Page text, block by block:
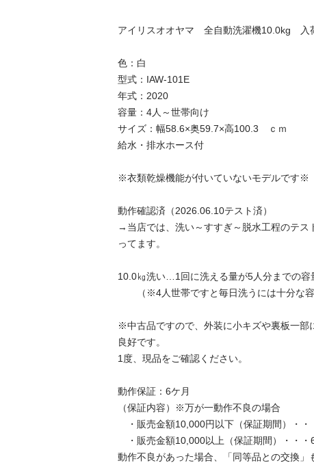
アイリスオオヤマ　全自動洗濯機10.0kg　入
色：白
型式：IAW-101E
年式：2020
容量：4人～世帯向け
サイズ：幅58.6×奥59.7×高100.3　ｃｍ
給水・排水ホース付
※衣類乾燥機能が付いていないモデルです※
動作確認済（2026.06.10テスト済）
→当店では、洗い～すすぎ～脱水工程のテス
ってます。
10.0㎏洗い…1回に洗える量が5人分までの容
（※4人世帯ですと毎日洗うには十分な容
※中古品ですので、外装に小キズや裏板一部
良好です。
1度、現品をご確認ください。
動作保証：6ケ月
（保証内容）※万が一動作不良の場合
・販売金額10,000円以下（保証期間）・・
・販売金額10,000以上（保証期間）・・・
動作不良があった場合、「同等品との交換」